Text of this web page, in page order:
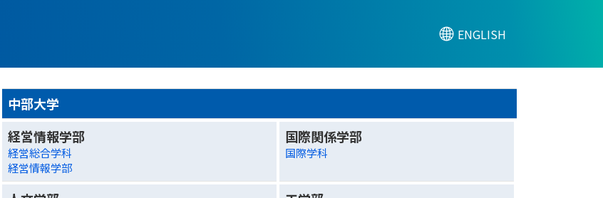
ENGLISH
中部大学
経営情報学部
経営総合学科
経営情報学部
国際関係学部
国際学科